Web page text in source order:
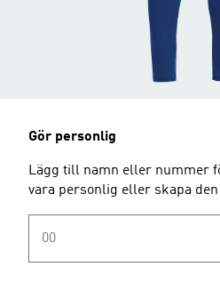
Gör personlig
Lägg till namn eller nummer
vara personlig eller skapa
00